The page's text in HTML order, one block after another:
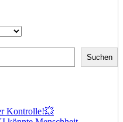
Suchen
Kontrolle!💥